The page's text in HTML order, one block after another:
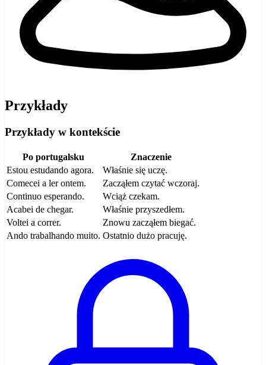
Przykłady
Przykłady w kontekście
Po portugalsku
Znaczenie
Estou estudando agora.
Właśnie się uczę.
Comecei a ler ontem.
Zacząłem czytać wczoraj.
Continuo esperando.
Wciąż czekam.
Acabei de chegar.
Właśnie przyszedłem.
Voltei a correr.
Znowu zacząłem biegać.
Ando trabalhando muito. Ostatnio dużo pracuję.